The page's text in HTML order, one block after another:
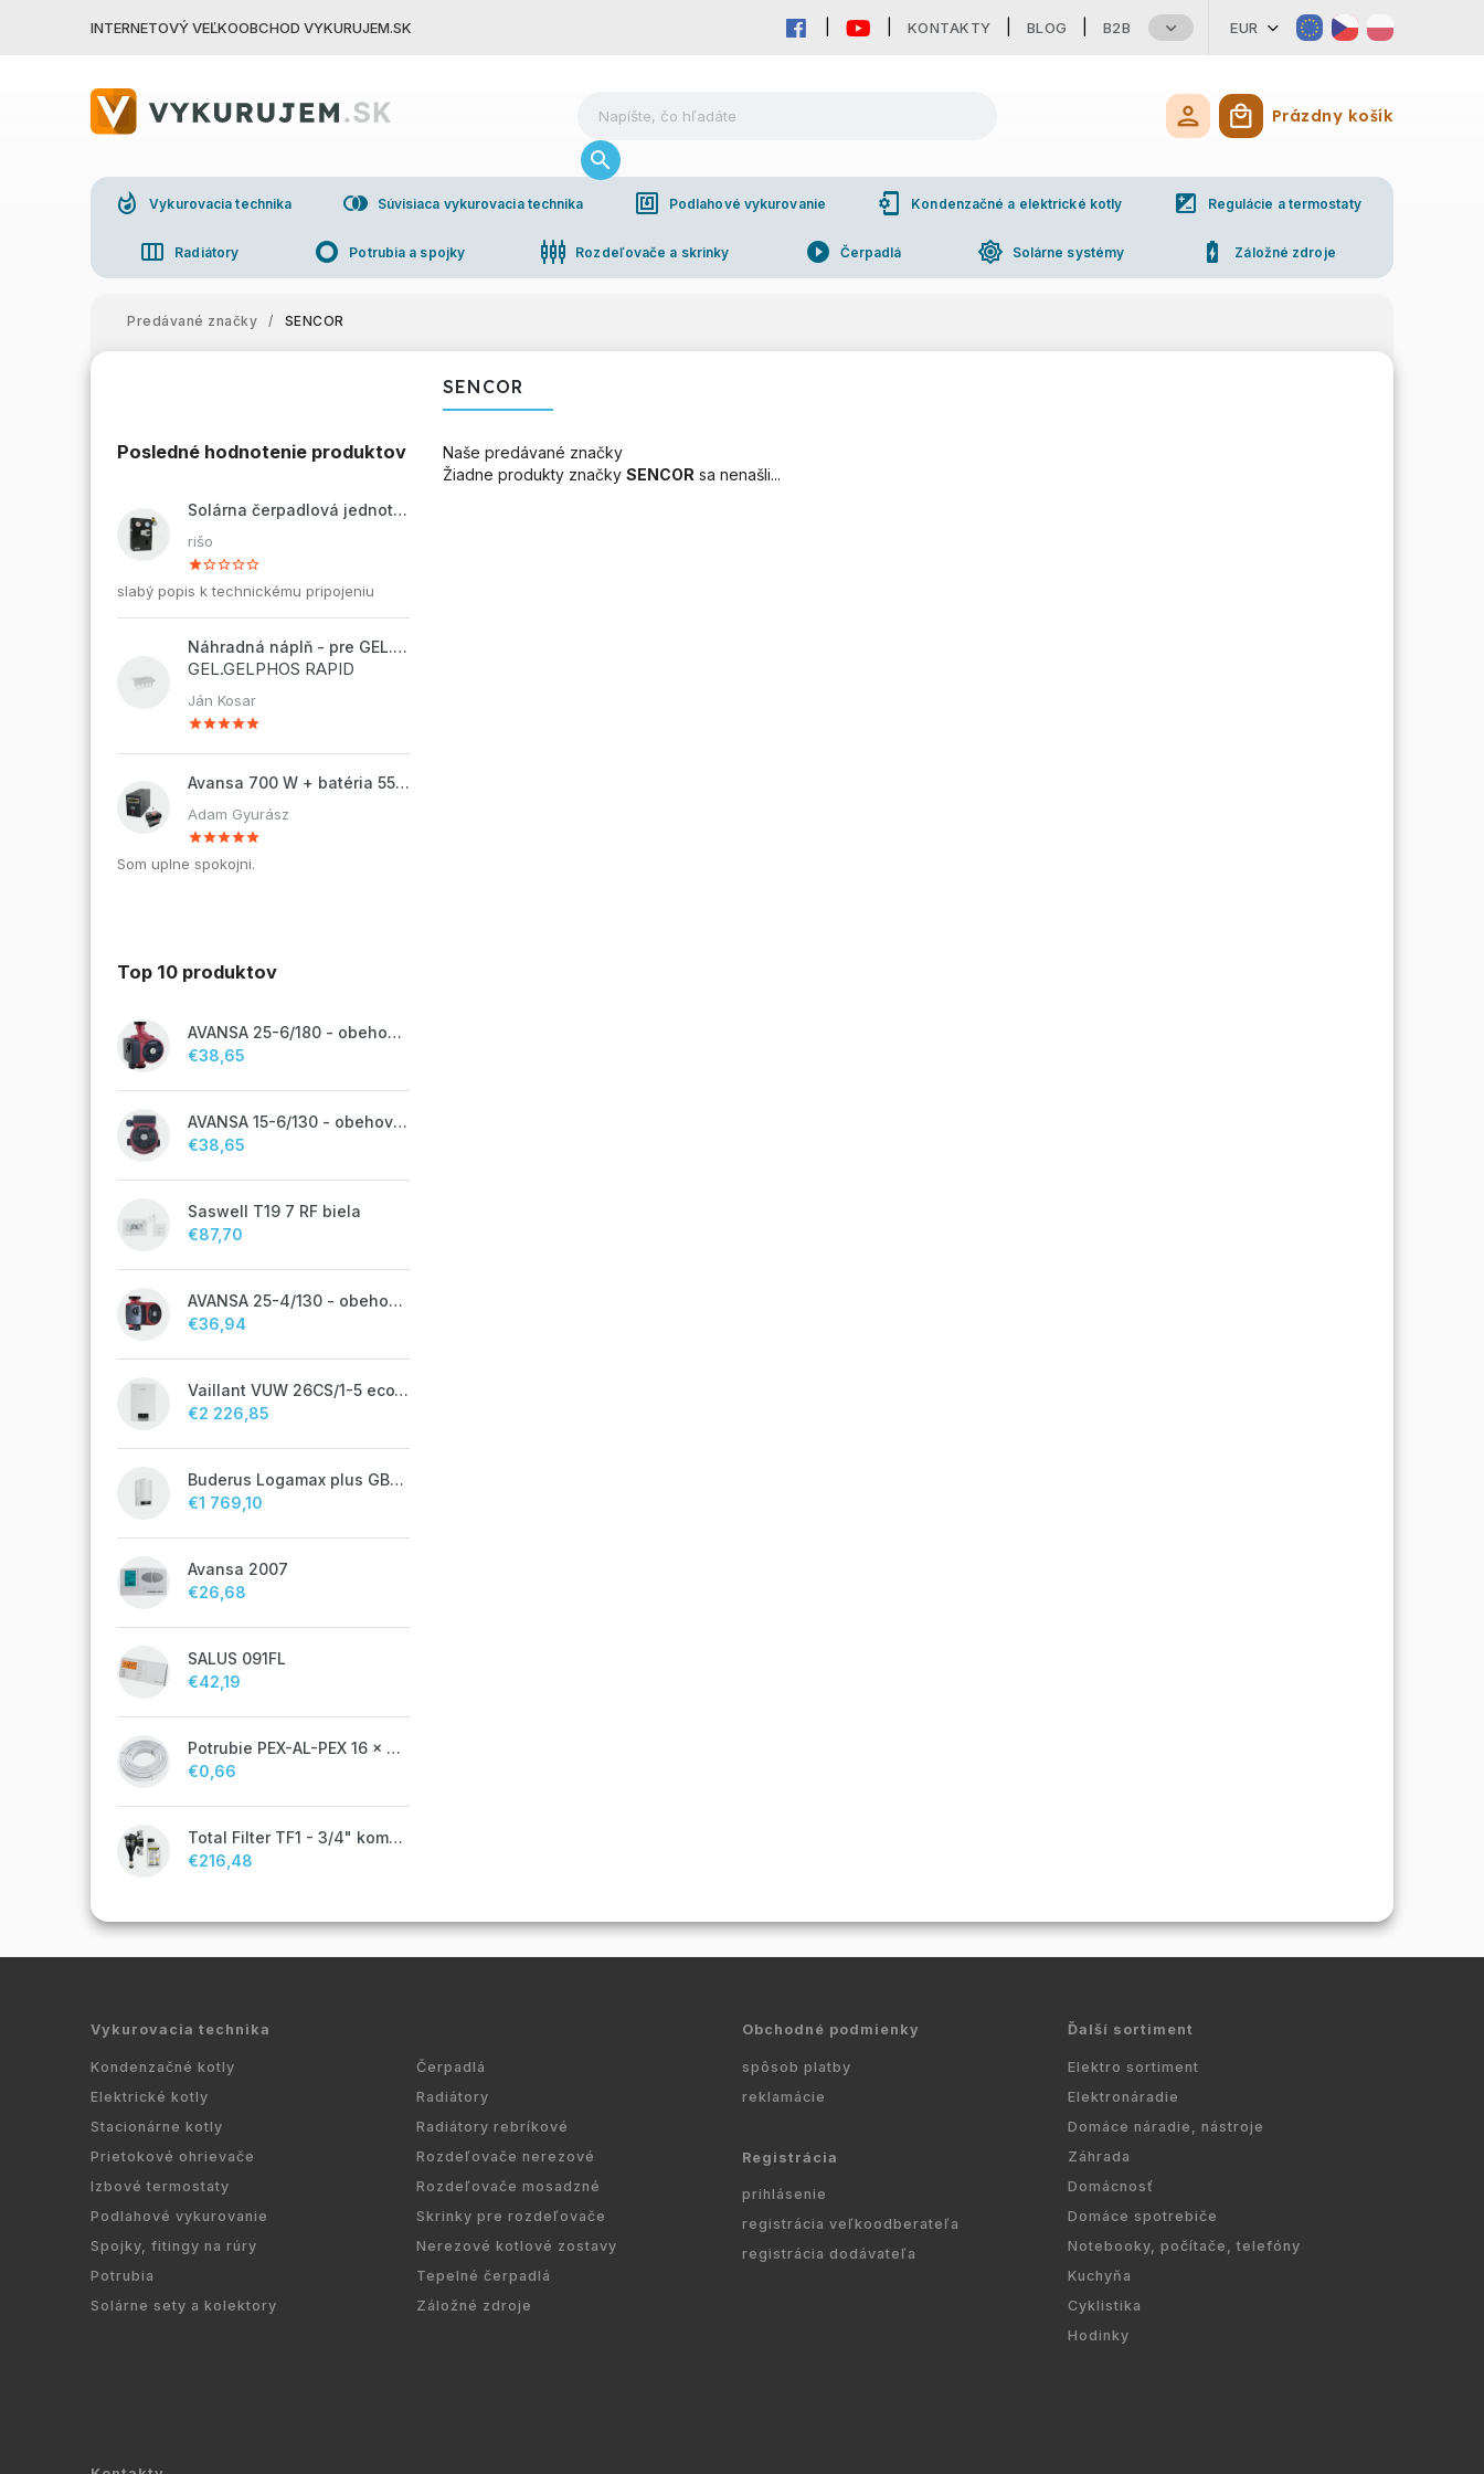
INTERNETOVÝ VEĽKOOBCHOD VYKURUJEM.SK KONTAKTY BLOG B2B EUR
Nákupný košík
Prázdny košík
whatshot Vykurovacia technika join_right Súvisiaca vykurovacia technika nfc Podlahové vykurovanie phonelink_setup Kondenzačné a elektrické kotly iso Regulácie a termostaty
view_week Radiátory trip_origin Potrubia a spojky settings_input_component Rozdeľovače a skrinky play_circle_filled Čerpadlá brightness_high Solárne systémy battery_charging_full Záložné zdroje
Predávané značky
/ SENCOR
Posledné hodnotenie produktov
Solárna čerpadlová jednotka ZP2-12 ECO
rišo
slabý popis k technickému pripojeniu
Náhradná náplň - pre GEL.DOSAPHOS 250 - 8x náplň
GEL.GELPHOS RAPID
Ján Kosar
Avansa 700 W + batéria 55Ah
Adam Gyurász
Som uplne spokojni.
Top 10 produktov
AVANSA 25-6/180 - obehové čerpadlo, pripojovací závit 6/4"
€38,65
AVANSA 15-6/130 - obehové čerpadlo, pripojovací závit 1"
€38,65
Saswell T19 7 RF biela
€87,70
AVANSA 25-4/130 - obehové čerpadlo, pripojovací závit 6/4"
€36,94
Vaillant VUW 26CS/1-5 ecoTEC plus IoniDetect - s prietokovým ohrevom TV
€2 226,85
Buderus Logamax plus GB072 - 24K
€1 769,10
Avansa 2007
€26,68
SALUS 091FL
€42,19
Potrubie PEX-AL-PEX 16 x 2 pre vykurovanie, podlahové kúrenie a vodu
€0,66
Total Filter TF1 - 3/4" komplet
€216,48
SENCOR
Naše predávané značky
Žiadne produkty značky SENCOR sa nenašli...
Vykurovacia technika
Kondenzačné kotly
Elektrické kotly
Stacionárne kotly
Prietokové ohrievače
Izbové termostaty
Podlahové vykurovanie
Spojky, fitingy na rúry
Potrubia
Solárne sety a kolektory
Čerpadlá
Radiátory
Radiátory rebríkové
Rozdeľovače nerezové
Rozdeľovače mosadzné
Skrinky pre rozdeľovače
Nerezové kotlové zostavy
Tepelné čerpadlá
Záložné zdroje
Obchodné podmienky
spôsob platby
reklamácie
Registrácia
prihlásenie
registrácia veľkoodberateľa
registrácia dodávateľa
Ďalší sortiment
Elektro sortiment
Elektronáradie
Domáce náradie, nástroje
Záhrada
Domácnosť
Domáce spotrebiče
Notebooky, počítače, telefóny
Kuchyňa
Cyklistika
Hodinky